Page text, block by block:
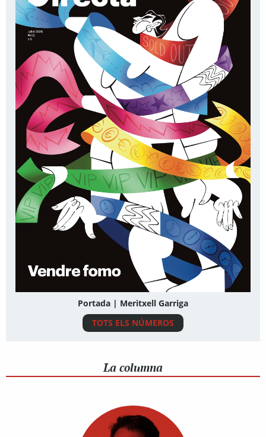
Portada | Meritxell Garriga
TOTS ELS NÚMEROS
La columna